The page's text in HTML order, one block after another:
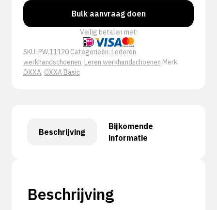
Bulk aanvraag doen
Veilig betalen met:
SKU: PW.11120 Categorieën: Lederen
werkhandschoenen, Leren werkhandschoenen Merk:
OXXA, OXXA Basic
Beschrijving
Bijkomende
informatie
Beschrijving